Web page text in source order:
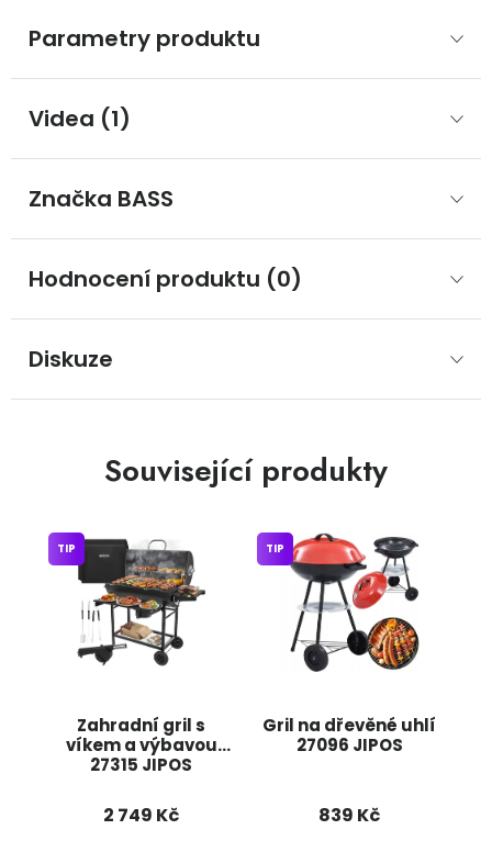
Parametry produktu
Videa (1)
Značka BASS
Hodnocení produktu (0)
Diskuze
Související produkty
Zahradní gril s
víkem a výbavou
27315 JIPOS
TIP
2 749 Kč
Gril na dřevěné uhlí
27096 JIPOS
TIP
839 Kč